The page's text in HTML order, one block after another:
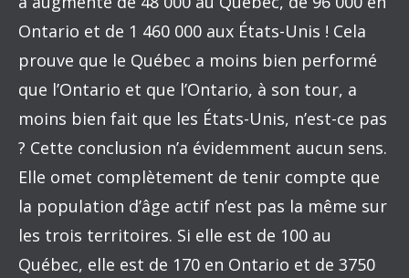
Ontario et de 1 460 000 aux États-Unis ! Cela
prouve que le Québec a moins bien performé
que l’Ontario et que l’Ontario, à son tour, a
moins bien fait que les États-Unis, n’est-ce pas
? Cette conclusion n’a évidemment aucun sens.
Elle omet complètement de tenir compte que
la population d’âge actif n’est pas la même sur
les trois territoires. Si elle est de 100 au
Québec, elle est de 170 en Ontario et de 3750